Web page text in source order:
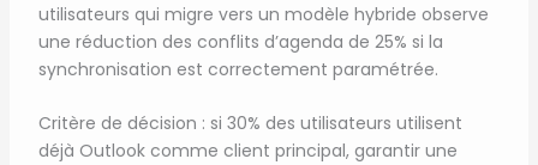
utilisateurs qui migre vers un modèle hybride observe
une réduction des conflits d’agenda de 25% si la
synchronisation est correctement paramétrée.
Critère de décision : si 30% des utilisateurs utilisent
déjà Outlook comme client principal, garantir une